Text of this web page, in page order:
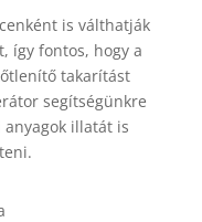
is válthatják
így fontos, hogy a
takarítást
segítségünkre
anyagok illatát is